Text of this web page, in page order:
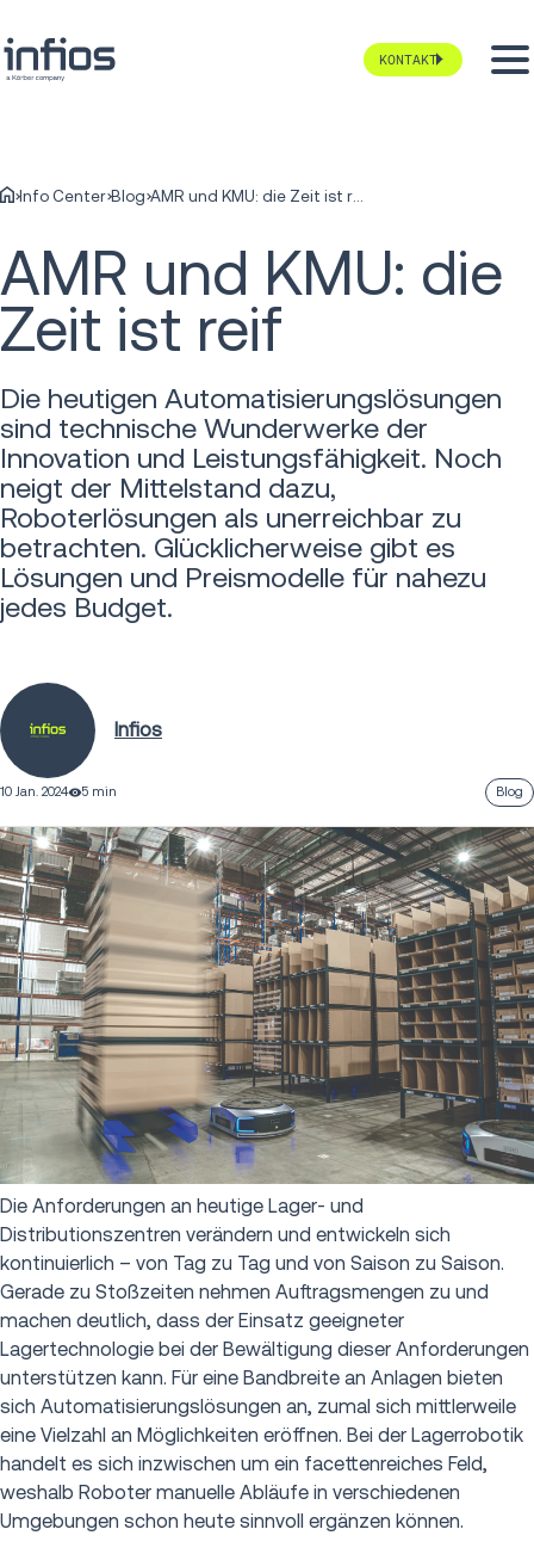
KONTAKT
Info Center Blog AMR und KMU: die Zeit ist reif
AMR und KMU: die
Zeit ist reif
Die heutigen Automatisierungslösungen
sind technische Wunderwerke der
Innovation und Leistungsfähigkeit. Noch
neigt der Mittelstand dazu,
Roboterlösungen als unerreichbar zu
betrachten. Glücklicherweise gibt es
Lösungen und Preismodelle für nahezu
jedes Budget.
Infios
10 Jan. 2024 5 min Blog
Die Anforderungen an heutige Lager- und
Distributionszentren verändern und entwickeln sich
kontinuierlich – von Tag zu Tag und von Saison zu Saison.
Gerade zu Stoßzeiten nehmen Auftragsmengen zu und
machen deutlich, dass der Einsatz geeigneter
Lagertechnologie bei der Bewältigung dieser Anforderungen
unterstützen kann. Für eine Bandbreite an Anlagen bieten
sich Automatisierungslösungen an, zumal sich mittlerweile
eine Vielzahl an Möglichkeiten eröffnen. Bei der Lagerrobotik
handelt es sich inzwischen um ein facettenreiches Feld,
weshalb Roboter manuelle Abläufe in verschiedenen
Umgebungen schon heute sinnvoll ergänzen können.